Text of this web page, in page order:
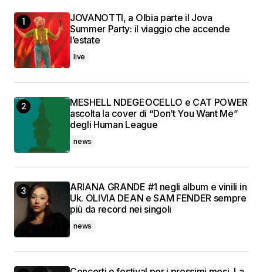
JOVANOTTI, a Olbia parte il Jova
Summer Party: il viaggio che accende
l’estate
live
MESHELL NDEGEOCELLO e CAT POWER
ascolta la cover di “Don’t You Want Me”
degli Human League
news
ARIANA GRANDE #1 negli album e vinili in
Uk. OLIVIA DEAN e SAM FENDER sempre
più da record nei singoli
news